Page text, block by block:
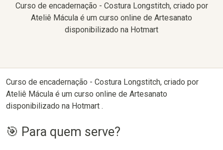
Curso de encadernação - Costura Longstitch, criado por
Ateliê Mácula é um curso online de Artesanato
disponibilizado na Hotmart
Curso de encadernação - Costura Longstitch, criado por
Ateliê Mácula é um curso online de Artesanato
disponibilizado na Hotmart .
🎯 Para quem serve?